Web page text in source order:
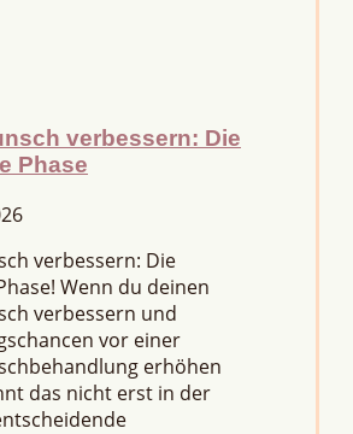
verbessern: Die
Phase
verbessern: Die
Wenn du deinen
verbessern und
vor einer
erhöhen
das nicht erst in der